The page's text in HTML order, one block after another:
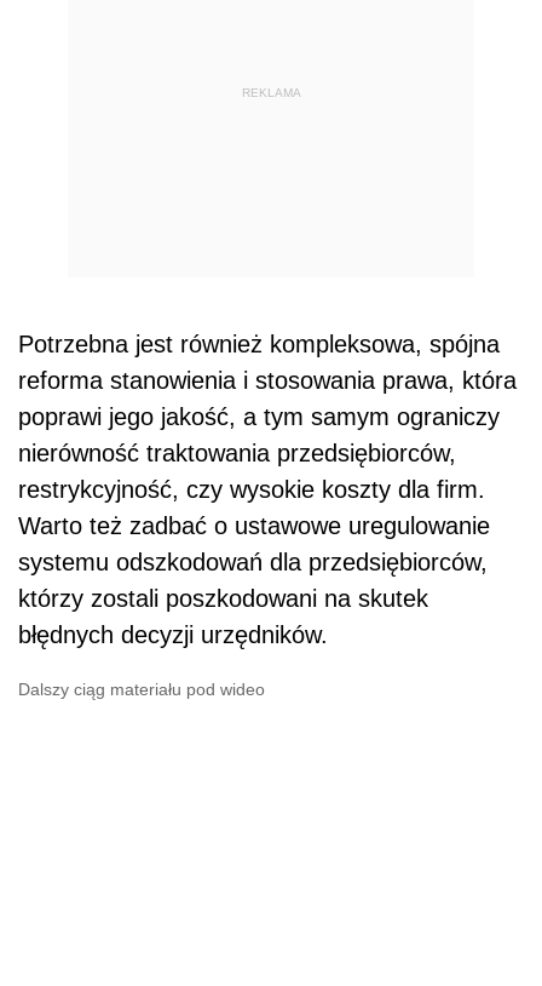
REKLAMA
Potrzebna jest również kompleksowa, spójna
reforma stanowienia i stosowania prawa, która
poprawi jego jakość, a tym samym ograniczy
nierówność traktowania przedsiębiorców,
restrykcyjność, czy wysokie koszty dla firm.
Warto też zadbać o ustawowe uregulowanie
systemu odszkodowań dla przedsiębiorców,
którzy zostali poszkodowani na skutek
błędnych decyzji urzędników.
Dalszy ciąg materiału pod wideo